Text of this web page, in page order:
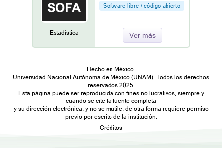
Estadística
Software libre / código abierto
Ver más
Hecho en México.
Universidad Nacional Autónoma de México (UNAM). Todos los derechos
reservados 2025.
Esta página puede ser reproducida con fines no lucrativos, siempre y
cuando se cite la fuente completa
y su dirección electrónica, y no se mutile; de otra forma requiere permiso
previo por escrito de la institución.
Créditos